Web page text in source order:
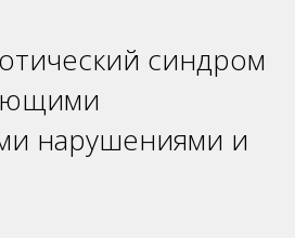
синдром
нарушениями и